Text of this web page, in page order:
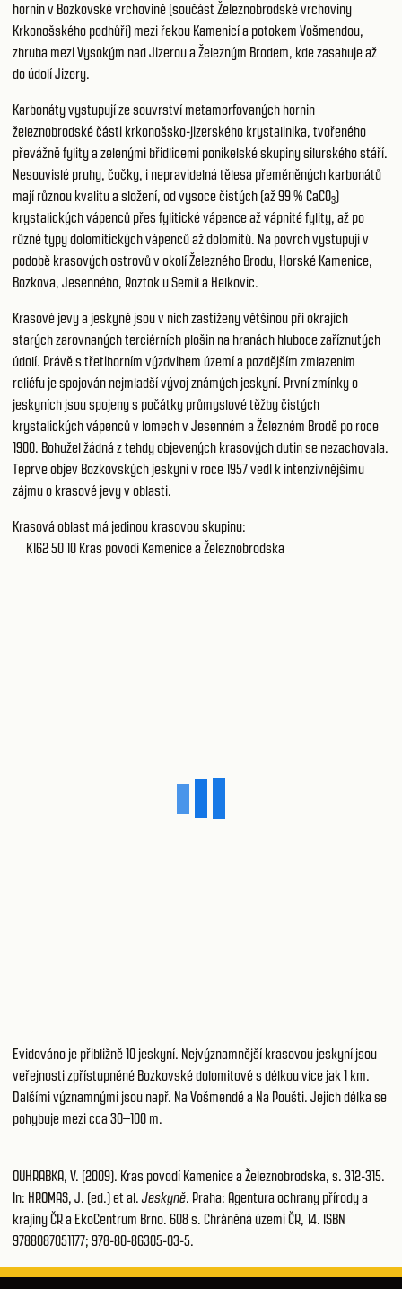
hornin v Bozkovské vrchovině (součást Železnobrodské vrchoviny
Krkonošského podhůří) mezi řekou Kamenicí a potokem Vošmendou,
zhruba mezi Vysokým nad Jizerou a Železným Brodem, kde zasahuje až
do údolí Jizery.
Karbonáty vystupují ze souvrství metamorfovaných hornin
železnobrodské části krkonošsko-jizerského krystalinika, tvořeného
převážně fylity a zelenými břidlicemi ponikelské skupiny silurského stáří.
Nesouvislé pruhy, čočky, i nepravidelná tělesa přeměněných karbonátů
mají různou kvalitu a složení, od vysoce čistých (až 99 % CaC03)
krystalických vápenců přes fylitické vápence až vápnité fylity, až po
různé typy dolomitických vápenců až dolomitů. Na povrch vystupují v
podobě krasových ostrovů v okolí Železného Brodu, Horské Kamenice,
Bozkova, Jesenného, Roztok u Semil a Helkovic.
Krasové jevy a jeskyně jsou v nich zastiženy většinou při okrajích
starých zarovnaných terciérních plošin na hranách hluboce zaříznutých
údolí. Právě s třetihorním výzdvihem území a pozdějším zmlazením
reliéfu je spojován nejmladší vývoj známých jeskyní. První zmínky o
jeskyních jsou spojeny s počátky průmyslové těžby čistých
krystalických vápenců v lomech v Jesenném a Železném Brodě po roce
1900. Bohužel žádná z tehdy objevených krasových dutin se nezachovala.
Teprve objev Bozkovských jeskyní v roce 1957 vedl k intenzivnějšímu
zájmu o krasové jevy v oblasti.
Krasová oblast má jedinou krasovou skupinu:
K162 50 10 Kras povodí Kamenice a Železnobrodska
Evidováno je přibližně 10 jeskyní. Nejvýznamnější krasovou jeskyní jsou
veřejnosti zpřístupněné Bozkovské dolomitové s délkou více jak 1 km.
Dalšími významnými jsou např. Na Vošmendě a Na Poušti. Jejich délka se
pohybuje mezi cca 30–100 m.
OUHRABKA, V. (2009). Kras povodí Kamenice a Železnobrodska, s. 312-315.
In: HROMAS, J. (ed.) et al.Jeskyně. Praha: Agentura ochrany přírody a
krajiny ČR a EkoCentrum Brno. 608 s. Chráněná území ČR, 14. ISBN
9788087051177; 978-80-86305-03-5.